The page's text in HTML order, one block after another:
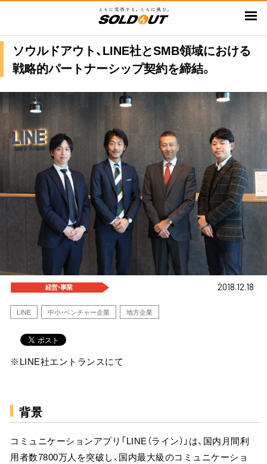
ン
ン
ツ
に
移
動
ソウルドアウト、LINE社とSMB領域における
戦略的パートナーシップ契約を締結。
経営･事業 2018.12.18
LINE 中小・ベンチャー企業 地方企業
※LINE社エントランスにて
背景
コミュニケーションアプリ「LINE（ライン）」は、国内月間利
用者数7800万人を突破し、国内最大級のコミュニケーショ